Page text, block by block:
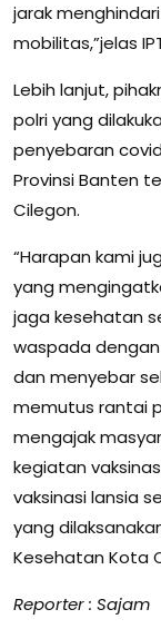
jarak
mobilitas,”jelas
Lebih lanjut,
polri yang
penyebaran
Provinsi Banten
Cilegon.
“Harapan kami
yang
jaga kesehatan
waspada
dan menyebar
memutus rantai
mengajak
kegiatan
vaksinasi lansia
yang
Kesehatan Kota
Reporter : Sajam